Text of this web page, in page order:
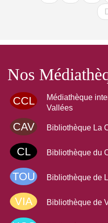
Nos
CCL
Médiathèque
Vallées
CAV Bibliothèque La
CL Bibliothèque du
TOU Bibliothèque de
VIA Bibliothèque de